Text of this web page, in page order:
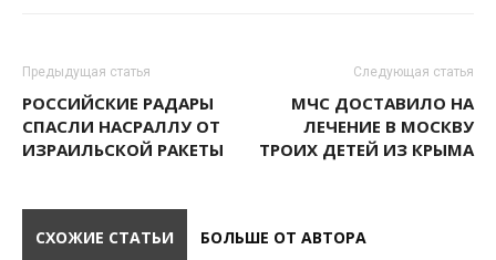
Предыдущая статья
РОССИЙСКИЕ РАДАРЫ
СПАСЛИ НАСРАЛЛУ ОТ
ИЗРАИЛЬСКОЙ РАКЕТЫ
Следующая статья
МЧС ДОСТАВИЛО НА
ЛЕЧЕНИЕ В МОСКВУ
ТРОИХ ДЕТЕЙ ИЗ КРЫМА
СХОЖИЕ СТАТЬИ БОЛЬШЕ ОТ АВТОРА